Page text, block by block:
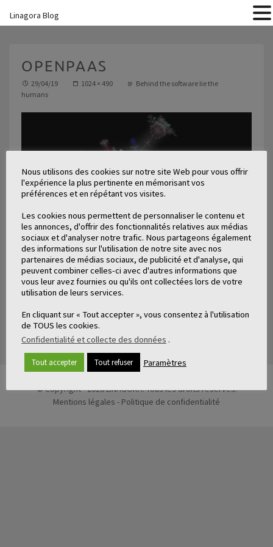
OPENPAAS
29/04/19 1024 × 490
Behind the software lie the
humans
ARTICLES LIÉS
© Copyright - 2026 LINAGORA. Tous les droits réservés.
Mentions légales - Politique de confidentialité
Nous utilisons des cookies sur notre site Web pour vous offrir
l'expérience la plus pertinente en mémorisant vos
préférences et en répétant vos visites.
Les cookies nous permettent de personnaliser le contenu et
les annonces, d'offrir des fonctionnalités relatives aux médias
sociaux et d'analyser notre trafic. Nous partageons également
des informations sur l'utilisation de notre site avec nos
partenaires de médias sociaux, de publicité et d'analyse, qui
peuvent combiner celles-ci avec d'autres informations que
vous leur avez fournies ou qu'ils ont collectées lors de votre
utilisation de leurs services.
En cliquant sur « Tout accepter », vous consentez à l'utilisation
de TOUS les cookies.
Confidentialité et collecte des données .
Tout accepter Tout refuser Paramètres
Linagora Blog